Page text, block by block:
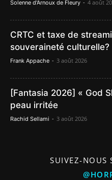
Solenne d'Arnoux de Fleury - 4 août
CRTC et taxe de
souveraineté culturelle?
Frank Appache - 3 août 2026
[Fantasia 2026] « God
peau irritée
Rachid Sellami - 3 août 2026
SUIVEZ-NOUS